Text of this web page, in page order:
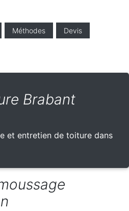
Méthodes Devis
Brabant
et entretien de toiture dans